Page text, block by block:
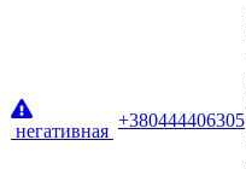
негативная
+380444406305